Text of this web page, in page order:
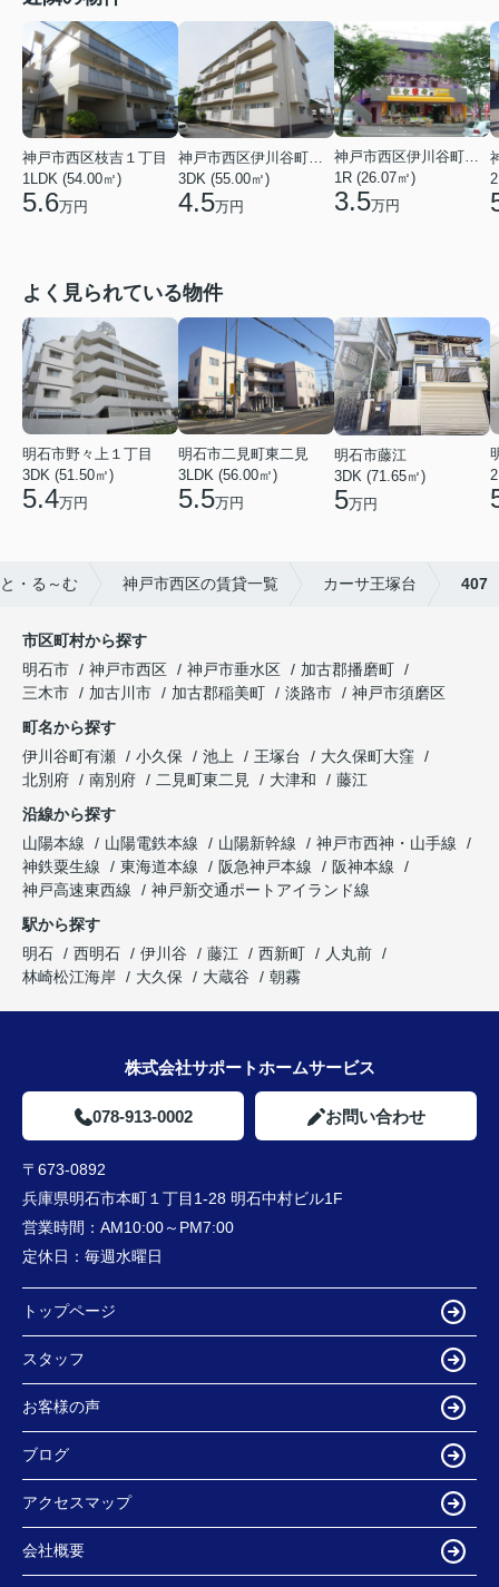
神戸市西区枝吉１丁目
1LDK (54.00㎡)
5.6万円
神戸市西区伊川谷町有瀬
3DK (55.00㎡)
4.5万円
神戸市西区伊川谷町有瀬
1R (26.07㎡)
3.5万円
よく見られている物件
明石市野々上１丁目
3DK (51.50㎡)
5.4万円
明石市二見町東二見
3LDK (56.00㎡)
5.5万円
明石市藤江
3DK (71.65㎡)
5万円
・る～む 神戸市西区の賃貸一覧 カーサ王塚台 407
市区町村から探す
明石市
神戸市西区 神戸市垂水区
加古郡播磨町
三木市
加古川市 加古郡稲美町 淡路市
神戸市須磨区
町名から探す
伊川谷町有瀬
小久保 池上 王塚台
大久保町大窪
北別府
南別府 二見町東二見 大津和
藤江
沿線から探す
山陽本線
山陽電鉄本線 山陽新幹線
神戸市西神・山手線
神鉄粟生線
東海道本線 阪急神戸本線
阪神本線
神戸高速東西線
神戸新交通ポートアイランド線
駅から探す
明石
西明石 伊川谷 藤江 西新町
人丸前
林崎松江海岸
大久保 大蔵谷 朝霧
株式会社サポートホームサービス
078-913-0002 お問い合わせ
〒673-0892
兵庫県明石市本町１丁目1-28 明石中村ビル1F
営業時間： AM10:00～PM7:00
定休日： 毎週水曜日
トップページ
スタッフ
お客様の声
ブログ
アクセスマップ
会社概要